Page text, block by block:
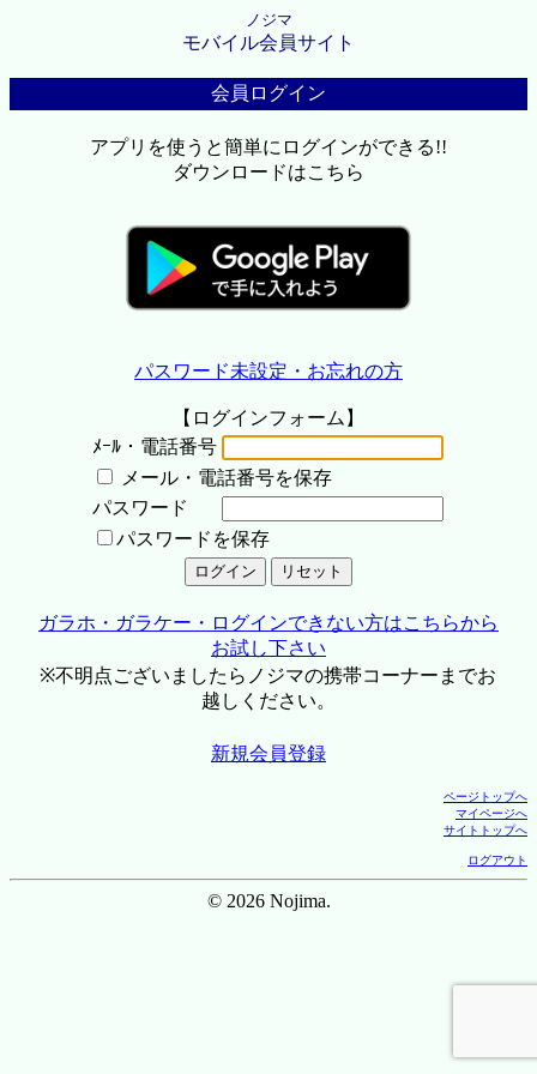
ノジマ
モバイル会員サイト
会員ログイン
アプリを使うと簡単にログインができる!!
ダウンロードはこちら
パスワード未設定・お忘れの方
【ログインフォーム】
ﾒｰﾙ・電話番号
メール・電話番号を保存
パスワード
パスワードを保存
ガラホ・ガラケー・ログインできない方はこちらから
お試し下さい
※不明点ございましたらノジマの携帯コーナーまでお
越しください。
新規会員登録
ページトップへ
マイページへ
サイトトップへ
ログアウト
© 2026 Nojima.